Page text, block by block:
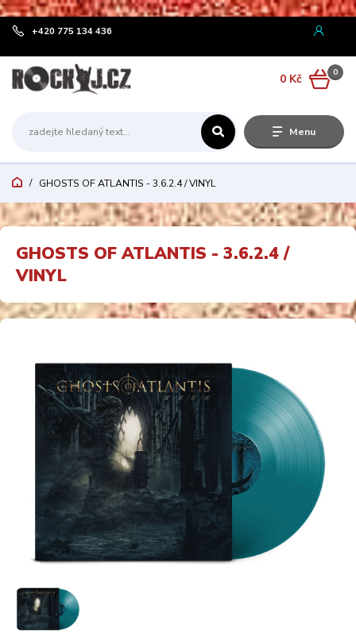
¨
Menu
+420 775 134 436
0
0 Kč
GHOSTS OF ATLANTIS - 3.6.2.4 / VINYL
GHOSTS OF ATLANTIS - 3.6.2.4 /
VINYL